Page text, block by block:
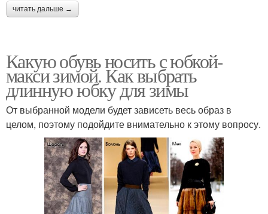
читать дальше →
Какую обувь носить с юбкой-
макси зимой. Как выбрать
длинную юбку для зимы
От выбранной модели будет зависеть весь образ в
целом, поэтому подойдите внимательно к этому вопросу.